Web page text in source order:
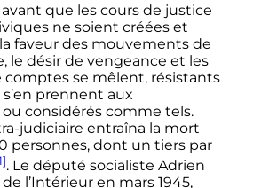
avant que les cours de justice
ne soient créées et
faveur des mouvements de
le désir de vengeance et les
se mêlent, résistants
prennent aux
ou considérés comme tels.
judiciaire entraîna la mort
personnes, dont un tiers par
. Le député socialiste Adrien
l’Intérieur en mars 1945,